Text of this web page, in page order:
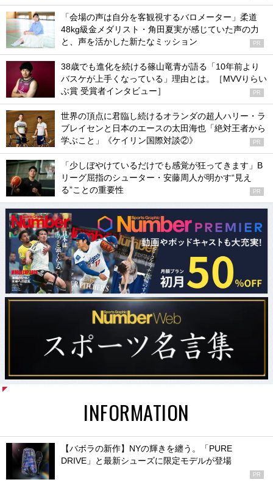
「会場の声は自分を客観視するバロメーター」柔道
48kg級金メダリスト・角田夏実が感じていた声の力
と、声を活かした新たなミッション
PR
38歳でも進化を続ける篠山竜青が語る「10年前より
バスケが上手くなっている」理由とは。［MVVりらい
ぶ賞 受賞者インタビュー］
PR
世界の頂点に君臨し続けるオランダの超人ハリー・ラ
ブレイセンと日本のエースの太田海也「絶対王者から
学ぶこと」《ケイリン国際対談②》
PR
「少しぼやけているだけでも感覚が狂ってきます」B
リーグ屈指のシューター・安藤周人が明かす“見え
る”ことの重要性
PR
INFORMATION
【バボラの新作】NYの輝きを纏う。「PURE
DRIVE」と最新シューズに限定モデルが登場
PR